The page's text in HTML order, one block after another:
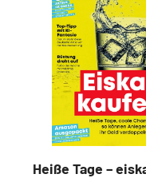
Heiße Tage –